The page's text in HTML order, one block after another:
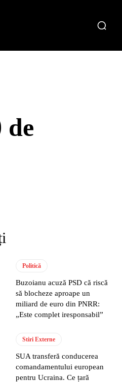
de
Politică
Buzoianu acuză PSD că riscă
să blocheze aproape un
miliard de euro din PNRR:
„Este complet iresponsabil”
Stiri Externe
SUA transferă conducerea
comandamentului european
pentru Ucraina. Ce țară